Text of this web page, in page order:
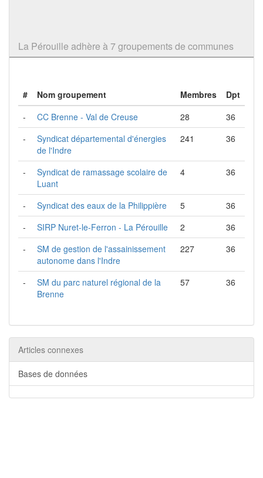
La Pérouille adhère à 7 groupements de communes
# Nom groupement Membres
Dpt
-
CC Brenne - Val de Creuse 28
36
-
Syndicat départemental d'énergies
de l'Indre
241 36
-
Syndicat de ramassage scolaire de
Luant
4 36
- Syndicat des eaux de la Philippière 5
36
-
SIRP Nuret-le-Ferron - La Pérouille 2
36
-
SM de gestion de l'assainissement
autonome dans l'Indre
227 36
-
SM du parc naturel régional de la
Brenne
57 36
Articles connexes
Bases de données